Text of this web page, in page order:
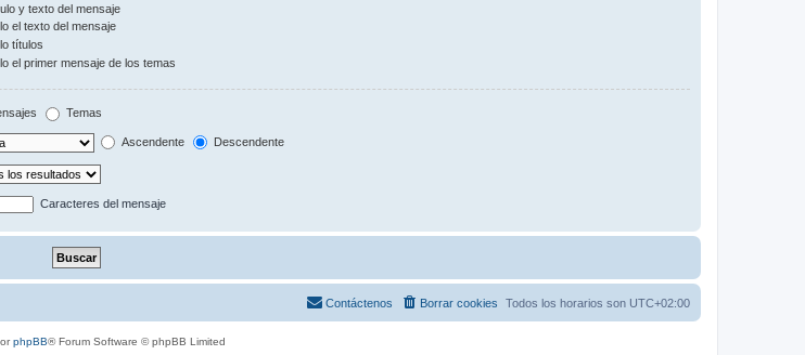
y texto del mensaje
el texto del mensaje
títulos
el primer mensaje de los temas
Temas
Ascendente Descendente
Caracteres del mensaje
Todos los horarios son UTC+02:00
Borrar cookies
Contáctenos
phpBB® Forum Software © phpBB Limited